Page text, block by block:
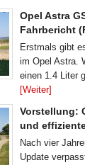
Opel Astra
Fahrbericht
Erstmals gibt
im Opel Astra.
einen 1.4 Liter
[Weiter]
Vorstellung:
und
Nach vier
Update